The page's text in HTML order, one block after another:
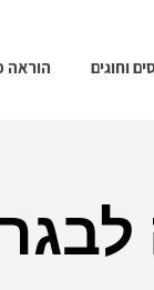
וחוגים